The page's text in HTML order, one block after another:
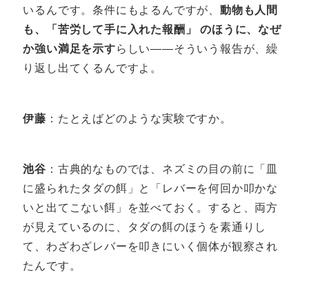
いるんです。条件にもよるんですが、動物も人間
も、「苦労して手に入れた報酬」 のほうに、なぜ
か強い満足を示すらしい――そういう報告が、繰
り返し出てくるんですよ。
伊藤 ：たとえばどのような実験ですか。
池谷 ：古典的なものでは、ネズミの目の前に「皿
に盛られたタダの餌」と「レバーを何回か叩かな
いと出てこない餌」を並べておく。すると、両方
が見えているのに、タダの餌のほうを素通りし
て、わざわざレバーを叩きにいく個体が観察され
たんです。